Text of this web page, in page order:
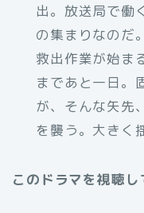
出。放送局で働
の集まりなのだ
救出作業が始ま
まであと一日。
が、そんな矢先
を襲う。大きく
このドラマを視聴